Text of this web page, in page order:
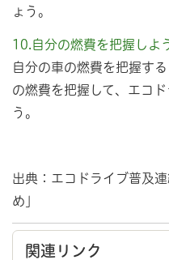
ょう。
10.自分の燃費を把握しよ
自分の車の燃費を把握す
の燃費を把握して、エコ
う。
出典：エコドライブ普及
め」
関連リンク